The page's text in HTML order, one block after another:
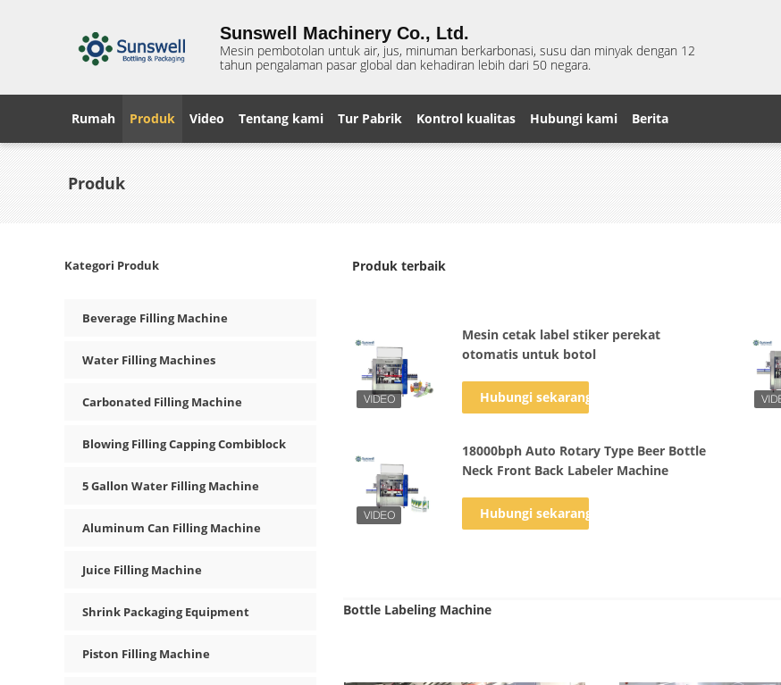
Sunswell Machinery Co., Ltd.
Mesin pembotolan untuk air, jus, minuman berkarbonasi, susu dan minyak dengan 12
tahun pengalaman pasar global dan kehadiran lebih dari 50 negara.
Rumah Produk Video Tentang kami Tur Pabrik Kontrol kualitas Hubungi kami Berita
Produk
Kategori Produk
Beverage Filling Machine
Water Filling Machines
Carbonated Filling Machine
Blowing Filling Capping Combiblock
5 Gallon Water Filling Machine
Aluminum Can Filling Machine
Juice Filling Machine
Shrink Packaging Equipment
Piston Filling Machine
Produk terbaik
Mesin cetak label stiker perekat
otomatis untuk botol
Hubungi sekarang
18000bph Auto Rotary Type Beer Bottle
Neck Front Back Labeler Machine
Hubungi sekarang
Bottle Labeling Machine